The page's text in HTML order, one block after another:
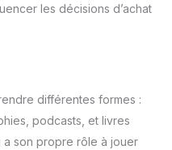
les décisions d’achat
différentes formes :
podcasts, et livres
son propre rôle à jouer